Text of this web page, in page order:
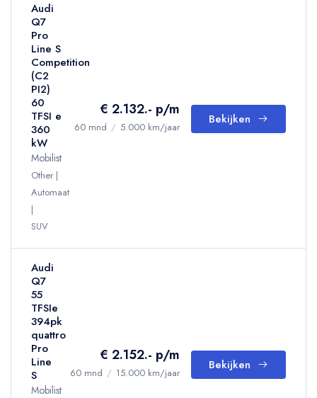
Audi
Q7
Pro
Line S
Competition
(C2
PI2)
60
TFSI e
360
kW
Mobilist
Other
Automaat
SUV
€ 2.132.- p/m
60 mnd / 5.000 km/jaar
Bekijken
Audi
Q7
55
TFSIe
394pk
quattro
Pro
Line
S
Mobilist
€ 2.152.- p/m
60 mnd / 15.000 km/jaar
Bekijken